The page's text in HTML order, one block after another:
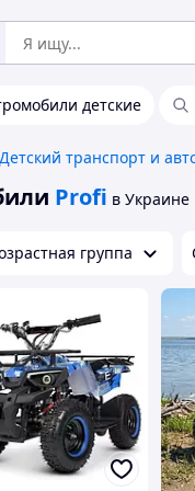
детские
Детский транспорт и
Profi в Украине
группа